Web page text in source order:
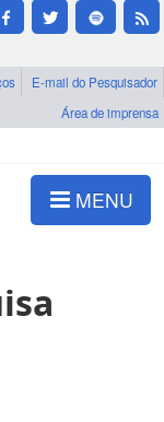
E-mail do Pesquisador
Área de imprensa
MENU